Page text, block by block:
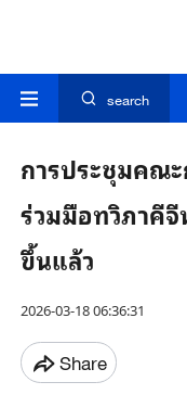
search
การประชุมคณ
ร่วมมือทวิภาคีจี
ขึ้นแล้ว
2026-03-18 06:36:31
Share